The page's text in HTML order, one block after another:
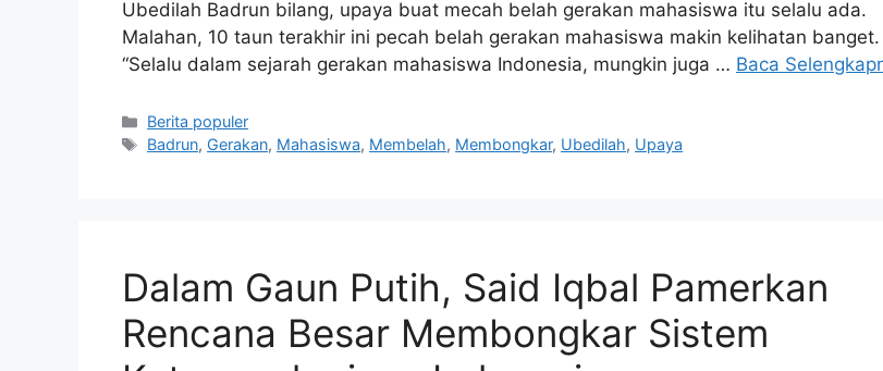
Ubedilah Badrun bilang, upaya buat mecah belah gerakan mahasiswa itu selalu ada.
Malahan, 10 taun terakhir ini pecah belah gerakan mahasiswa makin kelihatan banget.
“Selalu dalam sejarah gerakan mahasiswa Indonesia, mungkin juga … Baca
Kategori
Berita populer
Tag
Badrun, Gerakan, Mahasiswa, Membelah, Membongkar, Ubedilah, Upaya
Dalam Gaun Putih, Said Iqbal Pamerkan
Rencana Besar Membongkar Sistem